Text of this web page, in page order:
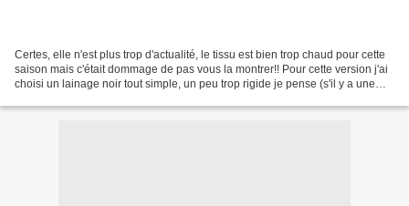
Certes, elle n'est plus trop d'actualité, le tissu est bien trop chaud pour cette
saison mais c'était dommage de pas vous la montrer!! Pour cette version j'ai
choisi un lainage noir tout simple, un peu trop rigide je pense (s'il y a une